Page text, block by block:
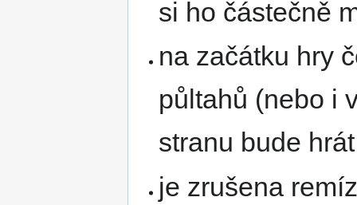
si ho částečně
na začátku hry
půltahů (nebo i
stranu bude hrát
je zrušena